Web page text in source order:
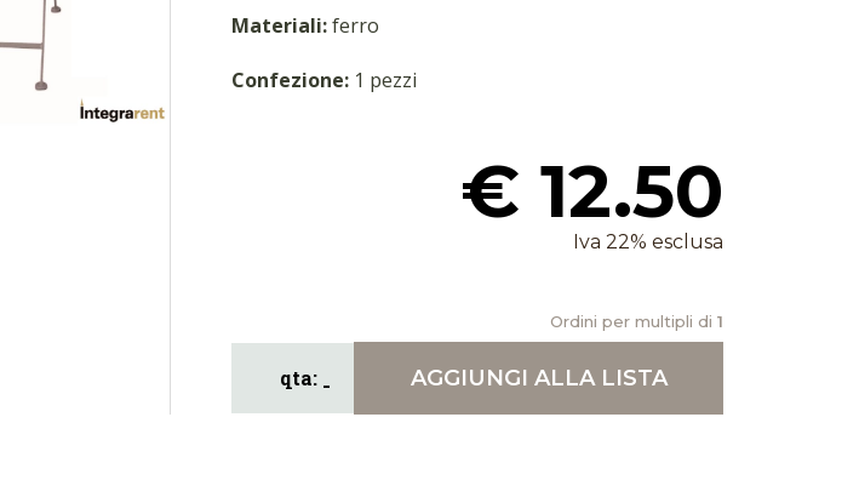
Materiali:ferro
Confezione:1 pezzi
€ 12.50
Iva 22% esclusa
Ordini per multipli di 1
AGGIUNGI ALLA LISTA